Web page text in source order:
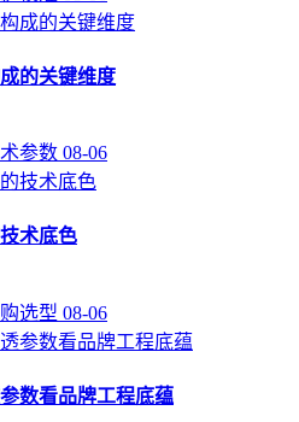
的关键维度
参数 08-06
术底色
选型 08-06
数看品牌工程底蕴